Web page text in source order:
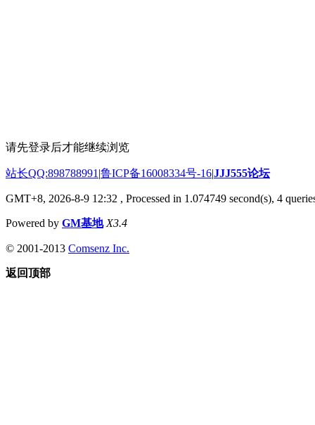
请先登录后才能继续浏览
站长QQ:898788991 |鲁ICP备16008334号-16|JJJ555论坛
GMT+8, 2026-8-9 12:32 , Processed in 1.074749 second(s), 4
Powered by GM基地 X3.4
© 2001-2013 Comsenz Inc.
返回顶部